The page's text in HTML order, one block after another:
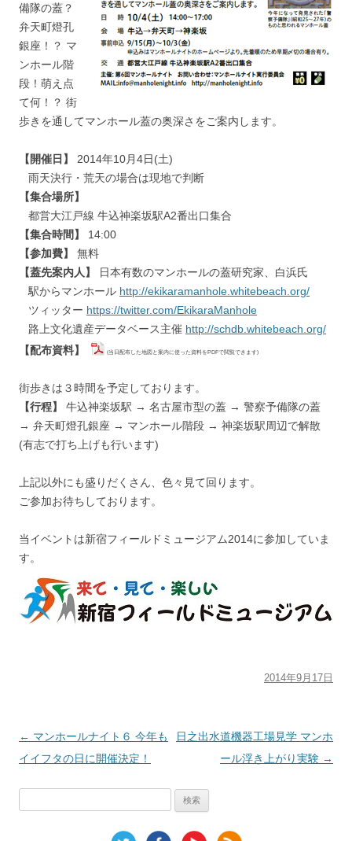
備隊の蓋？
弁天町燈孔
銀座！？ マ
ンホール階
段！萌え点
て何！？ 街
歩きを通してマンホール蓋の奥深さをご案内します。
【開催日】
2014年10月4日(土)
雨天決行・荒天の場合は現地で判断
【集合場所】
都営大江戸線 牛込神楽坂駅A2番出口集合
【集合時間】
14:00
【参加費】
無料
【蓋先案内人】
日本有数のマンホールの蓋研究家、白浜氏
駅からマンホール http://ekikaramanhole.whitebeach.org/
ツィッター https://twitter.com/EkikaraManhole
路上文化遺産データベース主催 http://schdb.whitebeach.org/
【配布資料】
(当日配布した地図と案内に使った資料をPDFで閲覧できます)
街歩きは３時間を予定しております。
【行程】
牛込神楽坂駅 → 名古屋市型の蓋 → 警察予備隊の蓋
→ 弁天町燈孔銀座 → マンホール階段 → 神楽坂駅周辺で解散
(有志で打ち上げも行います)
上記以外にも盛りだくさん、色々見て回ります。
ご参加お待ちしております。
当イベントは新宿フィールドミュージアム2014に参加していま
す。
2014年9月17日
投稿ナビゲーション
← マンホールナイト６ 今年も
イイフタの日に開催決定！
日之出水道機器工場見学 マンホ
ール浮き上がり実験 →